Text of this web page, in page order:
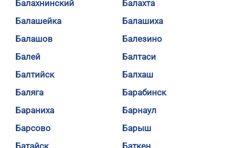
Балахнинский
Балахта
Балашейка
Балашиха
Балашов
Балезино
Балей
Балтаси
Балтийск
Балхаш
Баляга
Барабинск
Бараниха
Барнаул
Барсово
Барыш
Батайск
Баткен